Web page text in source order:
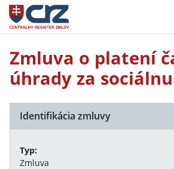
Zmluva o platení
úhrady za
Identifikácia zmluvy
Typ:
Zmluva